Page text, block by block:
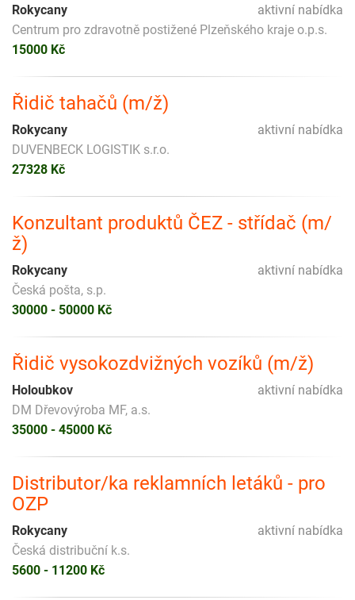
aktivní nabídka
Rokycany
Centrum pro zdravotně postižené Plzeňského kraje o.p.s.
15000 Kč
Řidič tahačů (m/ž)
aktivní nabídka
Rokycany
DUVENBECK LOGISTIK s.r.o.
27328 Kč
Konzultant produktů ČEZ - střídač (m/
ž)
aktivní nabídka
Rokycany
Česká pošta, s.p.
30000 - 50000 Kč
Řidič vysokozdvižných vozíků (m/ž)
aktivní nabídka
Holoubkov
DM Dřevovýroba MF, a.s.
35000 - 45000 Kč
Distributor/ka reklamních letáků - pro
OZP
aktivní nabídka
Rokycany
Česká distribuční k.s.
5600 - 11200 Kč